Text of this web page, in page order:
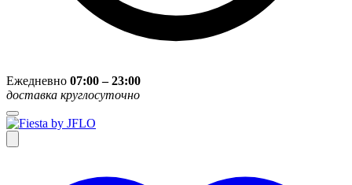
Ежедневно 07:00 – 23:00
доставка круглосуточно